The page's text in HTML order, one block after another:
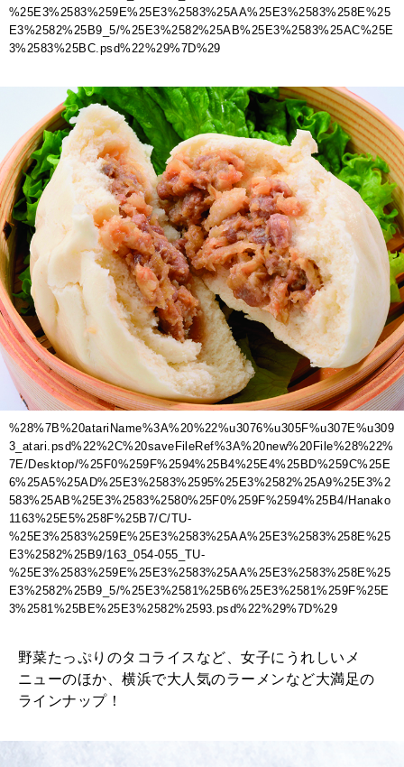
%25E3%2583%259E%25E3%2583%25AA%25E3%2583%258E%25
E3%2582%25B9_5/%25E3%2582%25AB%25E3%2583%25AC%25E
3%2583%25BC.psd%22%29%7D%29
%28%7B%20atariName%3A%20%22%u3076%u305F%u307E%u309
3_atari.psd%22%2C%20saveFileRef%3A%20new%20File%28%22%
7E/Desktop/%25F0%259F%2594%25B4%25E4%25BD%259C%25E
6%25A5%25AD%25E3%2583%2595%25E3%2582%25A9%25E3%2
583%25AB%25E3%2583%2580%25F0%259F%2594%25B4/Hanako
1163%25E5%258F%25B7/C/TU-
%25E3%2583%259E%25E3%2583%25AA%25E3%2583%258E%25
E3%2582%25B9/163_054-055_TU-
%25E3%2583%259E%25E3%2583%25AA%25E3%2583%258E%25
E3%2582%25B9_5/%25E3%2581%25B6%25E3%2581%259F%25E
3%2581%25BE%25E3%2582%2593.psd%22%29%7D%29
野菜たっぷりのタコライスなど、女子にうれしいメ
ニューのほか、横浜で大人気のラーメンなど大満足の
ラインナップ！